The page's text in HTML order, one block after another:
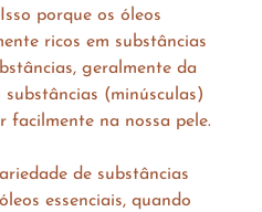
Isso porque os óleos
ricos em substâncias
geralmente da
substâncias (minúsculas)
facilmente na nossa pele.
de substâncias
essenciais, quando